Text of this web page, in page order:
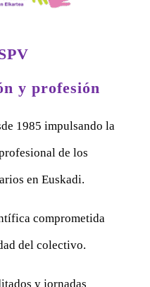
y profesión
1985 impulsando la
de los
en Euskadi.
comprometida
del colectivo.
y jornadas